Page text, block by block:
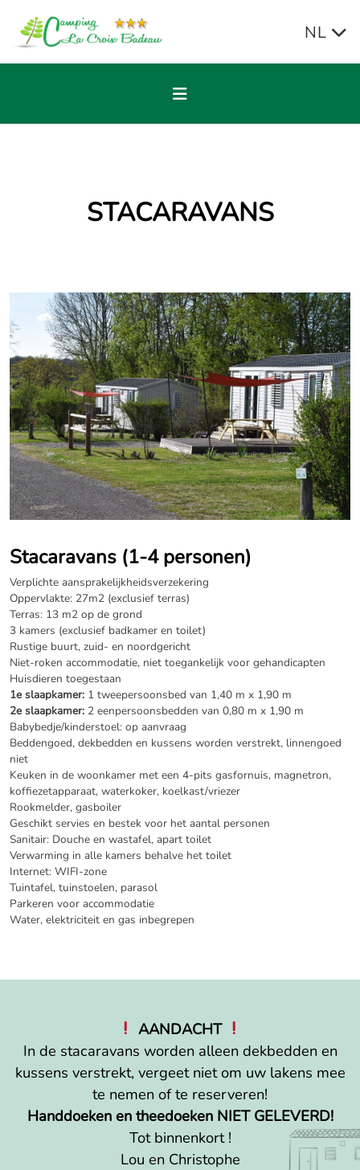
content
NL
STACARAVANS
Stacaravans (1-4 personen)
Verplichte aansprakelijkheidsverzekering
Oppervlakte: 27m2 (exclusief terras)
Terras: 13 m2 op de grond
3 kamers (exclusief badkamer en toilet)
Rustige buurt, zuid- en noordgericht
Niet-roken accommodatie, niet toegankelijk voor gehandicapten
Huisdieren toegestaan
1e slaapkamer: 1 tweepersoonsbed van 1,40 m x 1,90 m
2e slaapkamer: 2 eenpersoonsbedden van 0,80 m x 1,90 m
Babybedje/kinderstoel: op aanvraag
Beddengoed, dekbedden en kussens worden verstrekt, linnengoed
niet
Keuken in de woonkamer met een 4-pits gasfornuis, magnetron,
koffiezetapparaat, waterkoker, koelkast/vriezer
Rookmelder, gasboiler
Geschikt servies en bestek voor het aantal personen
Sanitair: Douche en wastafel, apart toilet
Verwarming in alle kamers behalve het toilet
Internet: WIFI-zone
Tuintafel, tuinstoelen, parasol
Parkeren voor accommodatie
Water, elektriciteit en gas inbegrepen
AANDACHT
In de stacaravans worden alleen dekbedden en
kussens verstrekt, vergeet niet om uw lakens mee
te nemen of te reserveren!
Handdoeken en theedoeken NIET GELEVERD!
Tot binnenkort !
Lou en Christophe